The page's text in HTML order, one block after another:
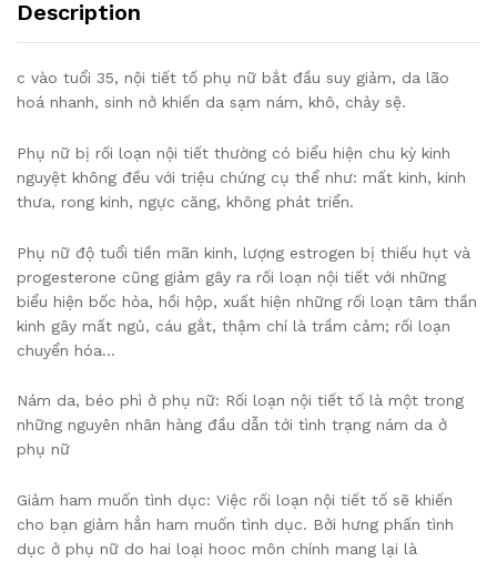
Description
c vào tuổi 35, nội tiết tố phụ nữ bắt đầu suy giảm, da lão
hoá nhanh, sinh nở khiến da sạm nám, khô, chảy sệ.
Phụ nữ bị rối loạn nội tiết thường có biểu hiện chu kỳ kinh
nguyệt không đều với triệu chứng cụ thể như: mất kinh, kinh
thưa, rong kinh, ngực căng, không phát triển.
Phụ nữ độ tuổi tiền mãn kinh, lượng estrogen bị thiếu hụt và
progesterone cũng giảm gây ra rối loạn nội tiết với những
biểu hiện bốc hỏa, hồi hộp, xuất hiện những rối loạn tâm thần
kinh gây mất ngủ, cáu gắt, thậm chí là trầm cảm; rối loạn
chuyển hóa…
Nám da, béo phì ở phụ nữ: Rối loạn nội tiết tố là một trong
những nguyên nhân hàng đầu dẫn tới tình trạng nám da ở
phụ nữ
Giảm ham muốn tình dục: Việc rối loạn nội tiết tố sẽ khiến
cho bạn giảm hẳn ham muốn tình dục. Bởi hưng phấn tình
dục ở phụ nữ do hai loại hooc môn chính mang lại là